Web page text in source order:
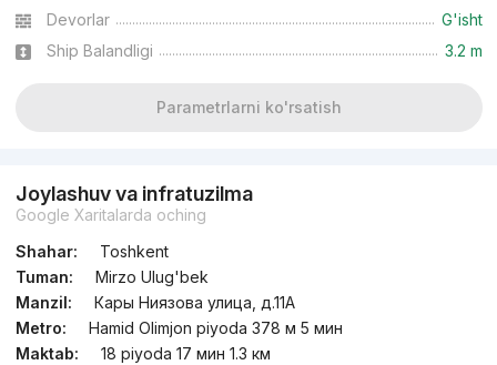
Devorlar
G'isht
Ship Balandligi
3.2 m
Parametrlarni ko'rsatish
Joylashuv va infratuzilma
Google Xaritalarda oching
Shahar:
Toshkent
Tuman:
Mirzo Ulug'bek
Manzil:
Кары Ниязова улица, д.11A
Metro:
Hamid Olimjon piyoda 378 м 5 мин
Maktab:
18 piyoda 17 мин 1.3 км